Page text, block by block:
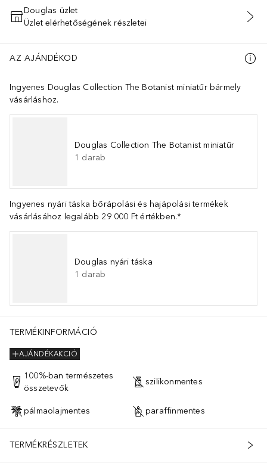
KOSÁRBA HELYEZÉS
Douglas üzlet
Üzlet elérhetőségének részletei
AZ AJÁNDÉKOD
Ingyenes Douglas Collection The Botanist miniatűr bármely
vásárláshoz.
Douglas Collection The Botanist miniatűr
1 darab
Ingyenes nyári táska bőrápolási és hajápolási termékek
vásárlásához legalább 29 000 Ft értékben.*
Douglas nyári táska
1 darab
TERMÉKINFORMÁCIÓ
AJÁNDÉKAKCIÓ
100%-ban természetes
összetevők
szilikonmentes
pálmaolajmentes paraffinmentes
TERMÉKRÉSZLETEK